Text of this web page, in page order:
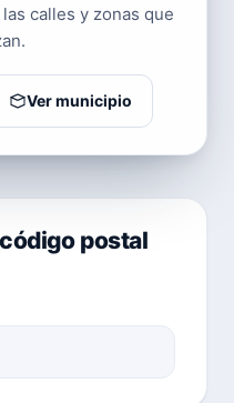
calles y zonas que
Ver municipio
postal